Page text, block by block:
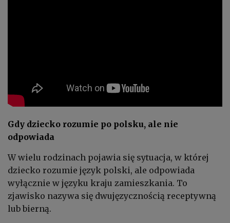
Gdy dziecko rozumie po polsku, ale nie
odpowiada
W wielu rodzinach pojawia się sytuacja, w której
dziecko rozumie język polski, ale odpowiada
wyłącznie w języku kraju zamieszkania. To
zjawisko nazywa się dwujęzycznością receptywną
lub bierną.